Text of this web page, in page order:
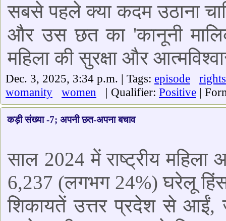
सबसे पहले क्या कदम उठाना
और उस छत का 'कानूनी
महिला की सुरक्षा और
Dec. 3, 2025, 3:34 p.m. | Tags: episode
rights
womanity
women | Qualifier: Positive |
कड़ी संख्या -7; अपनी छत-अपना बचाव
साल 2024 में राष्ट्रीय
6,237 (लगभग 24%) घरेलू
शिकायतें उत्तर प्रदेश से आईं,